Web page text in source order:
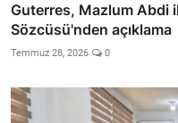
Guterres, Mazlum Abdi
Sözcüsü'nden açıklama
Temmuz 28, 2026 0